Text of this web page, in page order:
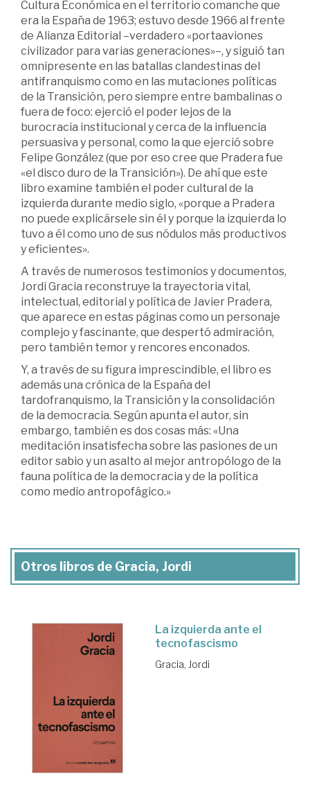
Cultura Económica en el territorio comanche que
era la España de 1963; estuvo desde 1966 al frente
de Alianza Editorial –verdadero «portaaviones
civilizador para varias generaciones»–, y siguió tan
omnipresente en las batallas clandestinas del
antifranquismo como en las mutaciones políticas
de la Transición, pero siempre entre bambalinas o
fuera de foco: ejerció el poder lejos de la
burocracia institucional y cerca de la influencia
persuasiva y personal, como la que ejerció sobre
Felipe González (que por eso cree que Pradera fue
«el disco duro de la Transición»). De ahí que este
libro examine también el poder cultural de la
izquierda durante medio siglo, «porque a Pradera
no puede explicársele sin él y porque la izquierda lo
tuvo a él como uno de sus nódulos más productivos
y eficientes».
A través de numerosos testimonios y documentos,
Jordi Gracia reconstruye la trayectoria vital,
intelectual, editorial y política de Javier Pradera,
que aparece en estas páginas como un personaje
complejo y fascinante, que despertó admiración,
pero también temor y rencores enconados.
Y, a través de su figura imprescindible, el libro es
además una crónica de la España del
tardofranquismo, la Transición y la consolidación
de la democracia. Según apunta el autor, sin
embargo, también es dos cosas más: «Una
meditación insatisfecha sobre las pasiones de un
editor sabio y un asalto al mejor antropólogo de la
fauna política de la democracia y de la política
como medio antropofágico.»
Otros libros de Gracia, Jordi
La izquierda ante el
tecnofascismo
Gracia, Jordi